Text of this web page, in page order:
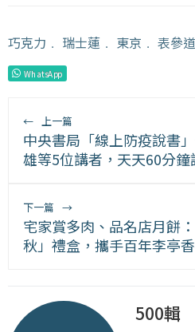
巧克力 ﹒ 瑞士蓮 ﹒ 東京 ﹒ 表參道
WhatsApp
← 上一篇
中央書局「線上防疫說書
雄等5位講者，天天60分鐘
下一篇 →
宅家賞多肉、品名店月餅
秋」禮盒，攜手百年李亭
500輯